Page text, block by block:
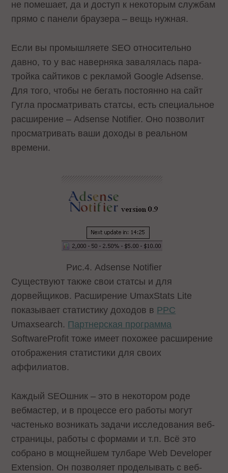
не помешает, да и доступ к некоторым службам
прямо с панели браузера – вещь нужная.
Если вы промышляете SEO относительно
давно, то у вас наверняка завалялась пара-
тройка сайтиков с рекламой Google Adsense.
Для того, чтобы не бегать постоянно на сайт
Гугла просматривать статсы, есть специальное
расширение – Adsense Notifier. Оно позволит
просматривать ваши доходы в реальном
времени.
Рис.4. Adsense Notifier
Существуют также свои статсы и для
дорвейщиков. Расширение UmaxStats Lite
показывает статистику доходов в PPC
Umaxsearch. Партнерская программа
SoftwareProfit тоже имеет похожее расширение
отображения статистики для своих
аффилиатов.
Каждый SEOшник – это в некотором роде
вебмастер, и в процессе его работы могут
частенько возникать задачи исследования веб-
страницы, работы с формами и т.п. Всё это
собрано в мощнейшем тулбаре Web Developer
Extension. Он позволяет проделывать с веб-